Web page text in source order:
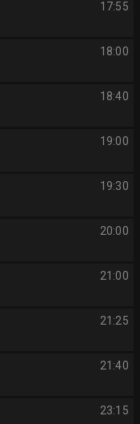
17:55
18:00
18:40
19:00
19:30
20:00
21:00
21:25
21:40
23:15